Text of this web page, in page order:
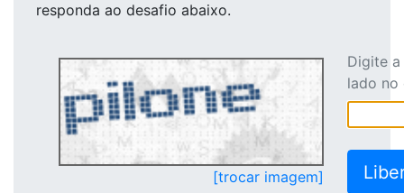
responda ao desafio abaixo.
[trocar imagem]
Digite
lado no